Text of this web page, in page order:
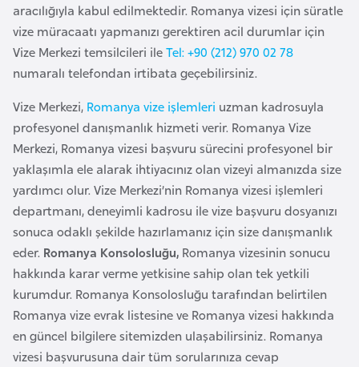
aracılığıyla kabul edilmektedir. Romanya vizesi için süratle
vize müracaatı yapmanızı gerektiren acil durumlar için
Vize Merkezi temsilcileri ileTel: +90 (212) 970 02 78
numaralı telefondan irtibata geçebilirsiniz.
Vize Merkezi, Romanya vize işlemleri uzman kadrosuyla
profesyonel danışmanlık hizmeti verir. Romanya Vize
Merkezi, Romanya vizesi başvuru sürecini profesyonel bir
yaklaşımla ele alarak ihtiyacınız olan vizeyi almanızda size
yardımcı olur. Vize Merkezi’nin Romanya vizesi işlemleri
departmanı, deneyimli kadrosu ile vize başvuru dosyanızı
sonuca odaklı şekilde hazırlamanız için size danışmanlık
eder. Romanya Konsolosluğu, Romanya vizesinin sonucu
hakkında karar verme yetkisine sahip olan tek yetkili
kurumdur. Romanya Konsolosluğu tarafından belirtilen
Romanya vize evrak listesine ve Romanya vizesi hakkında
en güncel bilgilere sitemizden ulaşabilirsiniz. Romanya
vizesi başvurusuna dair tüm sorularınıza cevap
B
e
l
r
u
s
B
e
l
ç
i
k
a